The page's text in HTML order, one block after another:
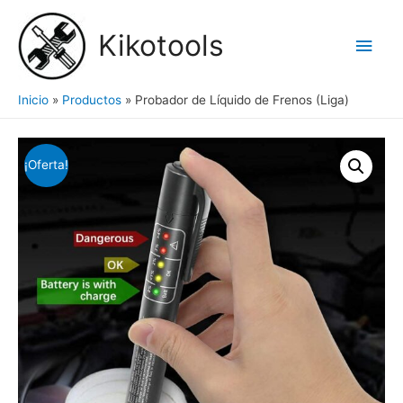
contenido
Kikotools
Inicio Productos Probador de Líquido de Frenos (Liga)
¡Oferta!